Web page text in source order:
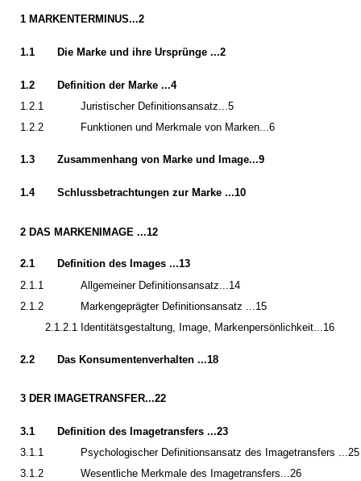
1 MARKENTERMINUS...2
1.1 Die Marke und ihre Ursprünge ...2
1.2
Definition der Marke ...4
1.2.1
Juristischer Definitionsansatz...5
1.2.2
Funktionen und Merkmale von Marken...6
1.3 Zusammenhang von Marke und Image...9
1.4 Schlussbetrachtungen zur Marke ...10
2 DAS MARKENIMAGE ...12
2.1
Definition des Images ...13
2.1.1
Allgemeiner Definitionsansatz...14
2.1.2
Markengeprägter Definitionsansatz ...15
2.1.2.1 Identitätsgestaltung, Image, Markenpersönlichkeit...16
2.2 Das Konsumentenverhalten ...18
3 DER IMAGETRANSFER...22
3.1
Definition des Imagetransfers ...23
3.1.1
Psychologischer Definitionsansatz des Imagetransfers ...25
3.1.2
Wesentliche Merkmale des Imagetransfers...26